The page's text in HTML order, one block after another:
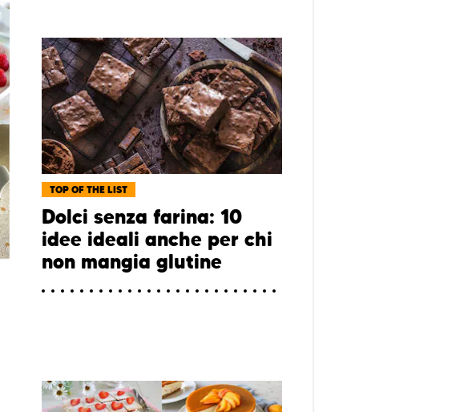
TOP OF THE LIST
Dolci senza farina: 10
idee ideali anche per chi
non mangia glutine